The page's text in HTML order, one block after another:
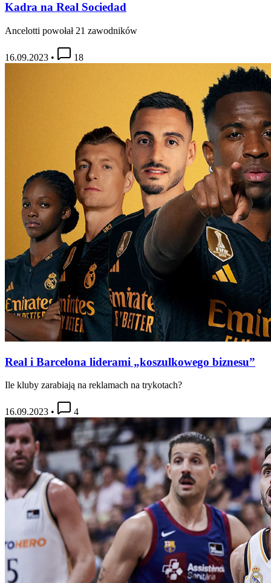
Kadra na Real Sociedad
Ancelotti powołał 21 zawodników
16.09.2023 • 18
Real i Barcelona liderami „koszulkowego biznesu”
Ile kluby zarabiają na reklamach na trykotach?
16.09.2023 • 4